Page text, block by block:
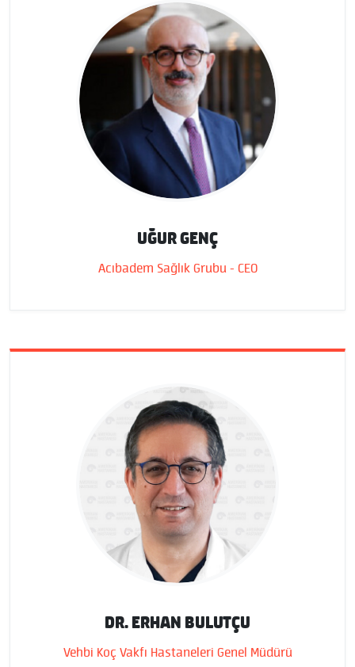
UĞUR GENÇ
Acıbadem Sağlık Grubu - CEO
DR. ERHAN BULUTÇU
Vehbi Koç Vakfı Hastaneleri Genel Müdürü